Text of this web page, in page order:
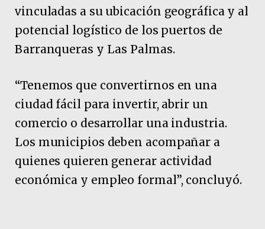
vinculadas a su ubicación geográfica y al
potencial logístico de los puertos de
Barranqueras y Las Palmas.
“Tenemos que convertirnos en una
ciudad fácil para invertir, abrir un
comercio o desarrollar una industria.
Los municipios deben acompañar a
quienes quieren generar actividad
económica y empleo formal”, concluyó.